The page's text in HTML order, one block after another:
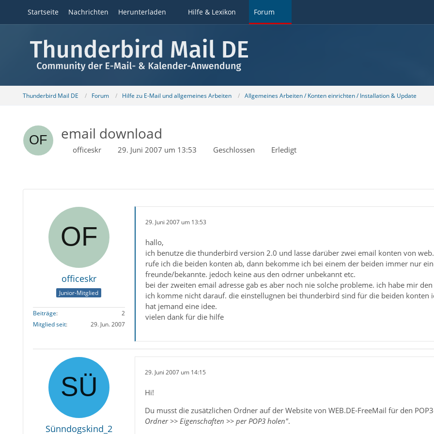
Startseite Nachrichten Herunterladen Hilfe & Lexikon Forum
Thunderbird Mail DE Forum Hilfe zu E-Mail und allgemeines Arbeiten Allgemeines Arbeiten / Konten einrichten / Installation & Update
email download
officeskr 29. Juni 2007 um 13:53 Geschlossen Erledigt
officeskr
Junior-Mitglied
Beiträge
2
Mitglied seit
29. Jun. 2007
29. Juni 2007 um 13:53
hallo,
ich benutze die thunderbird version 2.0 und lasse darüber zwei email konten von
rufe ich die beiden konten ab, dann bekomme ich bei einem der beiden immer nur
freunde/bekannte. jedoch keine aus den odrner unbekannt etc.
bei der zweiten email adresse gab es aber noch nie solche probleme. ich habe mir
ich komme nicht darauf. die einstellugnen bei thunderbird sind für die beiden konten
hat jemand eine idee.
vielen dank für die hilfe
Sünndogskind_2
29. Juni 2007 um 14:15
Hi!
Du musst die zusätzlichen Ordner auf der Website von WEB.DE-FreeMail für den
Ordner >> Eigenschaften >> per POP3 holen".